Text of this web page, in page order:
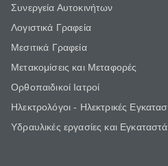
Συνεργεία Αυτοκινήτων
Λογιστικά Γραφεία
Μεσιτικά Γραφεία
Μετακομίσεις και Μεταφορές
Ορθοπαιδικοί Ιατροί
Ηλεκτρολόγοι - Ηλεκτρικές
Υδραυλικές εργασίες και